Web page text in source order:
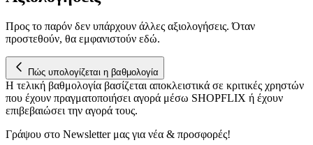
διεύθυνση IP σας, χρησιμοποιώντας τεχνολογία όπως cookies
για να αποθηκεύουμε και να έχουμε πρόσβαση σε πληροφορίες
στη συσκευή σας, με σκοπό την προβολή εξατομικευμένων
διαφημίσεις και περιεχόμενο, την καλύτερη εικόνα του κοινού
μας και την ανάπτυξη προϊόντων. Επίσης, κοινοποιούμε
πληροφορίες σχετικά με την από μέρους σας χρήση της
τοποθεσίας μας στους συνεργάτες μέσων κοινωνικής
δικτύωσης, διαφημίσεων και ανάλυσης.
Προς το παρόν δεν υπάρχουν άλλες αξιολογήσεις. Όταν
προστεθούν, θα εμφανιστούν εδώ.
Πώς υπολογίζεται η βαθμολογία
Η τελική βαθμολογία βασίζεται αποκλειστικά σε κριτικές χρηστών
που έχουν πραγματοποιήσει αγορά μέσω SHOPFLIX ή έχουν
επιβεβαιώσει την αγορά τους.
Γράψου στο Νewsletter μας για νέα & προσφορές!